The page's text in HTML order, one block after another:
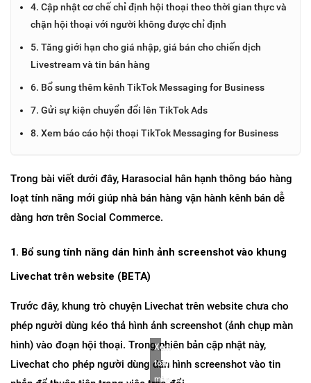
4. Cập nhật cơ chế chỉ định hội thoại theo thời gian thực và
chặn hội thoại với người không được chỉ định
5. Tăng giới hạn cho giá nhập, giá bán cho chiến dịch
Livestream và tin bán hàng
6. Bổ sung thêm kênh TikTok Messaging for Business
7. Gửi sự kiện chuyển đổi lên TikTok Ads
8. Xem báo cáo hội thoại TikTok Messaging for Business
Trong bài viết dưới đây, Harasocial hân hạnh thông báo hàng
loạt tính năng mới giúp nhà bán hàng vận hành kênh bán dễ
dàng hơn trên Social Commerce.
1. Bổ sung tính năng dán hình ảnh screenshot vào khung
Livechat trên website (BETA)
Trước đây, khung trò chuyện Livechat trên website chưa cho
phép người dùng kéo thả hình ảnh screenshot (ảnh chụp màn
hình) vào đoạn hội thoại. Trong phiên bản cập nhật này,
Livechat cho phép người dùng dán hình screenshot vào tin
Xem
toàn
màn